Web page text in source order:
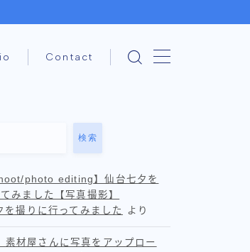
Contact
検索
photo editing】仙台七夕を
みました【写真撮影】
を撮りに行ってみました より
素材屋さんに写真をアップロー